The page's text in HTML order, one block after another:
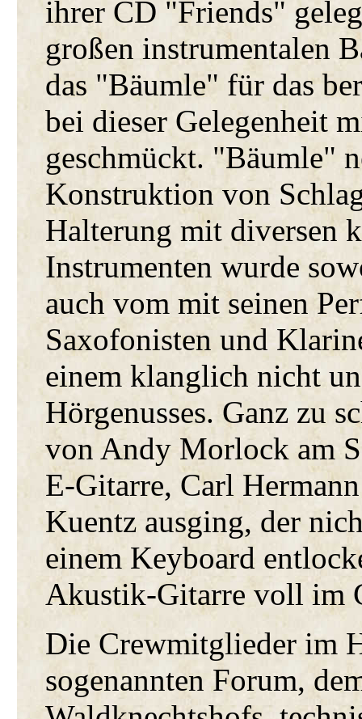
ihrer CD "Friends"
großen instrumentalen
das "Bäumle" für das
bei dieser Gelegenheit
geschmückt. "Bäumle"
Konstruktion von
Halterung mit diversen
Instrumenten wurde
auch vom mit seinen
Saxofonisten und
einem klanglich nicht
Hörgenusses. Ganz zu
von Andy Morlock am
E-Gitarre, Carl
Kuentz ausging, der
einem Keyboard
Akustik-Gitarre voll im
Die Crewmitglieder im
sogenannten Forum,